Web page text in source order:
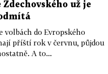
už je
volbách do Evropského
příští rok v červnu, půjdou
A to...